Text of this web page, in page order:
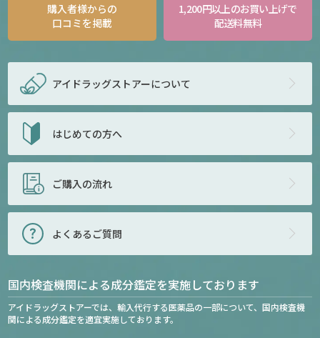
購入者様からの
口コミを掲載
1,200円以上のお買い上げで
配送料無料
アイドラッグストアーについて
はじめての方へ
ご購入の流れ
よくあるご質問
国内検査機関による成分鑑定を実施しております
アイドラッグストアーでは、輸入代行する医薬品の一部について、国内検査機
関による成分鑑定を適宜実施しております。